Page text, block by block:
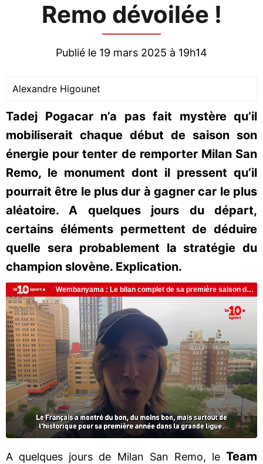
Remo dévoilée !
Publié le 19 mars 2025 à 19h14
Alexandre Higounet
Tadej Pogacar n’a pas fait mystère qu’il
mobiliserait chaque début de saison son
énergie pour tenter de remporter Milan San
Remo, le monument dont il pressent qu’il
pourrait être le plus dur à gagner car le plus
aléatoire. A quelques jours du départ,
certains éléments permettent de déduire
quelle sera probablement la stratégie du
champion slovène. Explication.
A quelques jours de Milan San Remo, le Team